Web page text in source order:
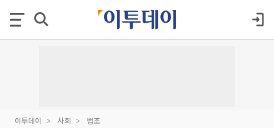
이투데이 사회 법조